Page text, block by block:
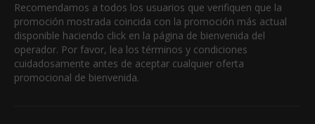
Recomendamos a todos los usuarios que verifiquen que la
promoción mostrada coincida con la promoción más actual
disponible haciendo click en la página de bienvenida del
operador. Por favor, lea los términos y condiciones
cuidadosamente antes de aceptar cualquier oferta
promocional de bienvenida.